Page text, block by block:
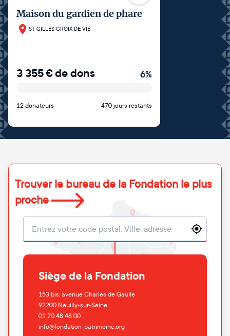
Maison du gardien de phare
ST GILLES CROIX DE VIE
3 355€de dons 6%
12 donateurs 470 jours restants
Trouver le bureau de la Fondation le plus
proche
Localisation
Siège de la Fondation
153 bis, avenue Charles de Gaulle
92200 Neuilly-sur-Seine
01 70 48 48 00
info@fondation-patrimoine.org